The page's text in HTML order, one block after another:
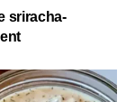
sriracha-